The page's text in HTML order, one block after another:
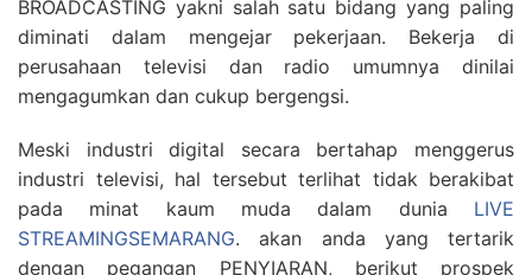
BROADCASTING yakni salah satu bidang yang paling
diminati dalam mengejar pekerjaan. Bekerja di
perusahaan televisi dan radio umumnya dinilai
mengagumkan dan cukup bergengsi.
Meski industri digital secara bertahap menggerus
industri televisi, hal tersebut terlihat tidak berakibat
pada minat kaum muda dalam dunia LIVE
STREAMINGSEMARANG. akan anda yang tertarik
dengan pegangan PENYIARAN, berikut prospek